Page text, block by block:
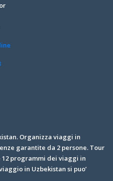
Organizza viaggi in
garantite da 2 persone. Tour
programmi dei viaggi in
in Uzbekistan si puo’